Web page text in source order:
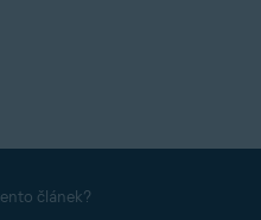
článek?